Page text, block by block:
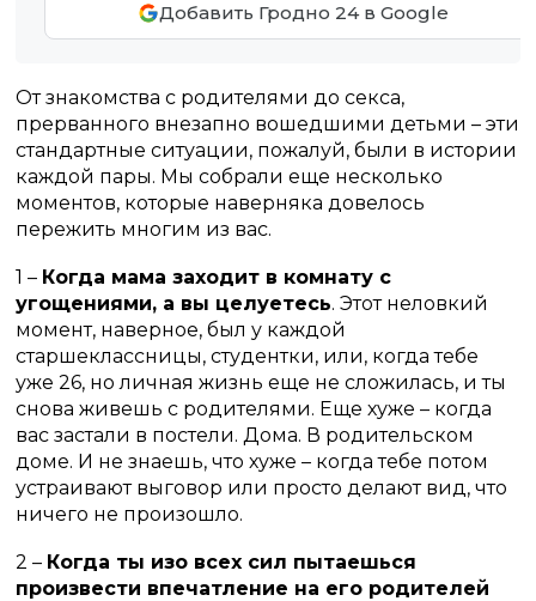
Добавить Гродно 24 в Google
От знакомства с родителями до секса,
прерванного внезапно вошедшими детьми – эти
стандартные ситуации, пожалуй, были в истории
каждой пары. Мы собрали еще несколько
моментов, которые наверняка довелось
пережить многим из вас.
1 – Когда мама заходит в комнату с
угощениями, а вы целуетесь. Этот неловкий
момент, наверное, был у каждой
старшеклассницы, студентки, или, когда тебе
уже 26, но личная жизнь еще не сложилась, и ты
снова живешь с родителями. Еще хуже – когда
вас застали в постели. Дома. В родительском
доме. И не знаешь, что хуже – когда тебе потом
устраивают выговор или просто делают вид, что
ничего не произошло.
2 – Когда ты изо всех сил пытаешься
произвести впечатление на его родителей